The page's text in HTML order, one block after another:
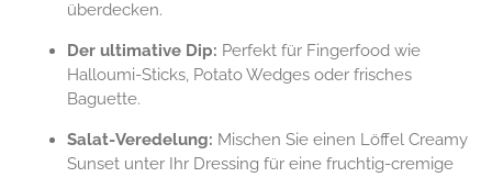
überdecken.
Der ultimative Dip: Perfekt für Fingerfood wie
Halloumi-Sticks, Potato Wedges oder frisches
Baguette.
Salat-Veredelung: Mischen Sie einen Löffel Creamy
Sunset unter Ihr Dressing für eine fruchtig-cremige